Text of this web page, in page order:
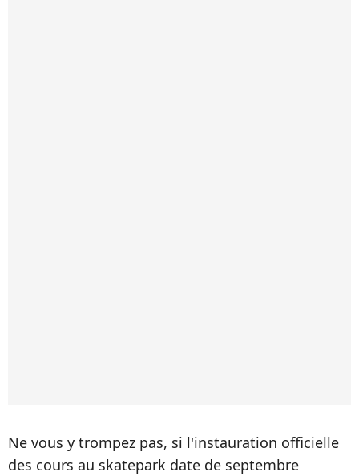
Ne vous y trompez pas, si l'instauration officielle
des cours au skatepark date de septembre